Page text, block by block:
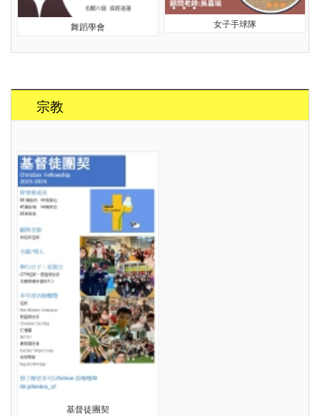
舞蹈學會 女子手球隊
宗教
基督徒團契